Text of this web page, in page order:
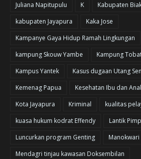
Juliana Napitupulu
K
Kabupaten
kabupaten Jayapura
Kaka Jose
Kampanye Gaya Hidup Ramah Lingkungan
kampung Skouw Yambe
Kampung
Kampus Yantek
Kasus dugaan Utang
Kemenag Papua
Kesehatan Ibu dan
Kota Jayapura
Kriminal
kualitas
kuasa hukum kodrat Effendy
Lantik
Luncurkan program Genting
Manokwari
Mendagri tinjau kawasan Doksembilan